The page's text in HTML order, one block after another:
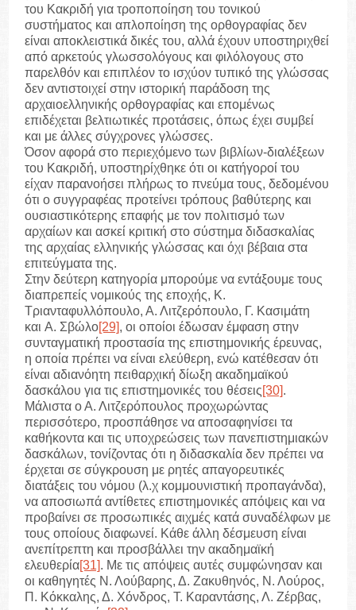
του Κακριδή για τροποποίηση του τονικού
συστήματος και απλοποίηση της ορθογραφίας δεν
είναι αποκλειστικά δικές του, αλλά έχουν υποστηριχθεί
από αρκετούς γλωσσολόγους και φιλόλογους στο
παρελθόν και επιπλέον το ισχύον τυπικό της γλώσσας
δεν αντιστοιχεί στην ιστορική παράδοση της
αρχαιοελληνικής ορθογραφίας και επομένως
επιδέχεται βελτιωτικές προτάσεις, όπως έχει συμβεί
και με άλλες σύγχρονες γλώσσες.
Όσον αφορά στο περιεχόμενο των βιβλίων-διαλέξεων
του Κακριδή, υποστηρίχθηκε ότι οι κατήγοροί του
είχαν παρανοήσει πλήρως το πνεύμα τους, δεδομένου
ότι ο συγγραφέας προτείνει τρόπους βαθύτερης και
ουσιαστικότερης επαφής με τον πολιτισμό των
αρχαίων και ασκεί κριτική στο σύστημα διδασκαλίας
της αρχαίας ελληνικής γλώσσας και όχι βέβαια στα
επιτεύγματα της.
Στην δεύτερη κατηγορία μπορούμε να εντάξουμε τους
διαπρεπείς νομικούς της εποχής, Κ.
Τριανταφυλλόπουλο, Α. Λιτζερόπουλο, Γ. Κασιμάτη
και Α. Σβώλο[29], οι οποίοι έδωσαν έμφαση στην
συνταγματική προστασία της επιστημονικής έρευνας,
η οποία πρέπει να είναι ελεύθερη, ενώ κατέθεσαν ότι
είναι αδιανόητη πειθαρχική δίωξη ακαδημαϊκού
δασκάλου για τις επιστημονικές του θέσεις[30].
Μάλιστα ο Α. Λιτζερόπουλος προχωρώντας
περισσότερο, προσπάθησε να αποσαφηνίσει τα
καθήκοντα και τις υποχρεώσεις των πανεπιστημιακών
δασκάλων, τονίζοντας ότι η διδασκαλία δεν πρέπει να
έρχεται σε σύγκρουση με ρητές απαγορευτικές
διατάξεις του νόμου (λ.χ κομμουνιστική προπαγάνδα),
να αποσιωπά αντίθετες επιστημονικές απόψεις και να
προβαίνει σε προσωπικές αιχμές κατά συναδέλφων με
τους οποίους διαφωνεί. Κάθε άλλη δέσμευση είναι
ανεπίτρεπτη και προσβάλλει την ακαδημαϊκή
ελευθερία[31]. Με τις απόψεις αυτές συμφώνησαν και
οι καθηγητές Ν. Λούβαρης, Δ. Ζακυθηνός, Ν. Λούρος,
Π. Κόκκαλης, Δ. Χόνδρος, Τ. Καραντάσης, Λ. Ζέρβας,